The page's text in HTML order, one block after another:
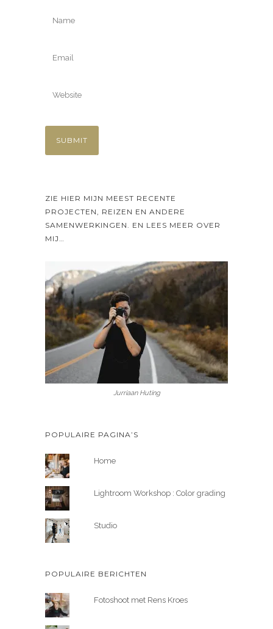
ZIE HIER MIJN MEEST RECENTE
PROJECTEN, REIZEN EN ANDERE
SAMENWERKINGEN. EN LEES MEER OVER
MIJ…
Jurriaan Huting
POPULAIRE PAGINA’S
Home
Lightroom Workshop : Color grading
Studio
POPULAIRE BERICHTEN
Fotoshoot met Rens Kroes